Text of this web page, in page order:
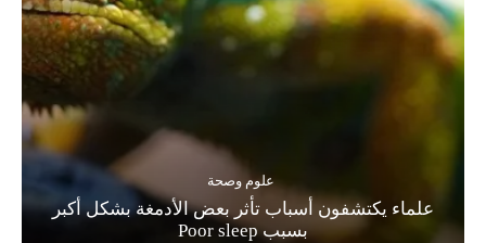
علوم وصحة
علماء يكتشفون أسباب تأثر بعض الأدمغة بشكل أكبر
بسبب Poor sleep